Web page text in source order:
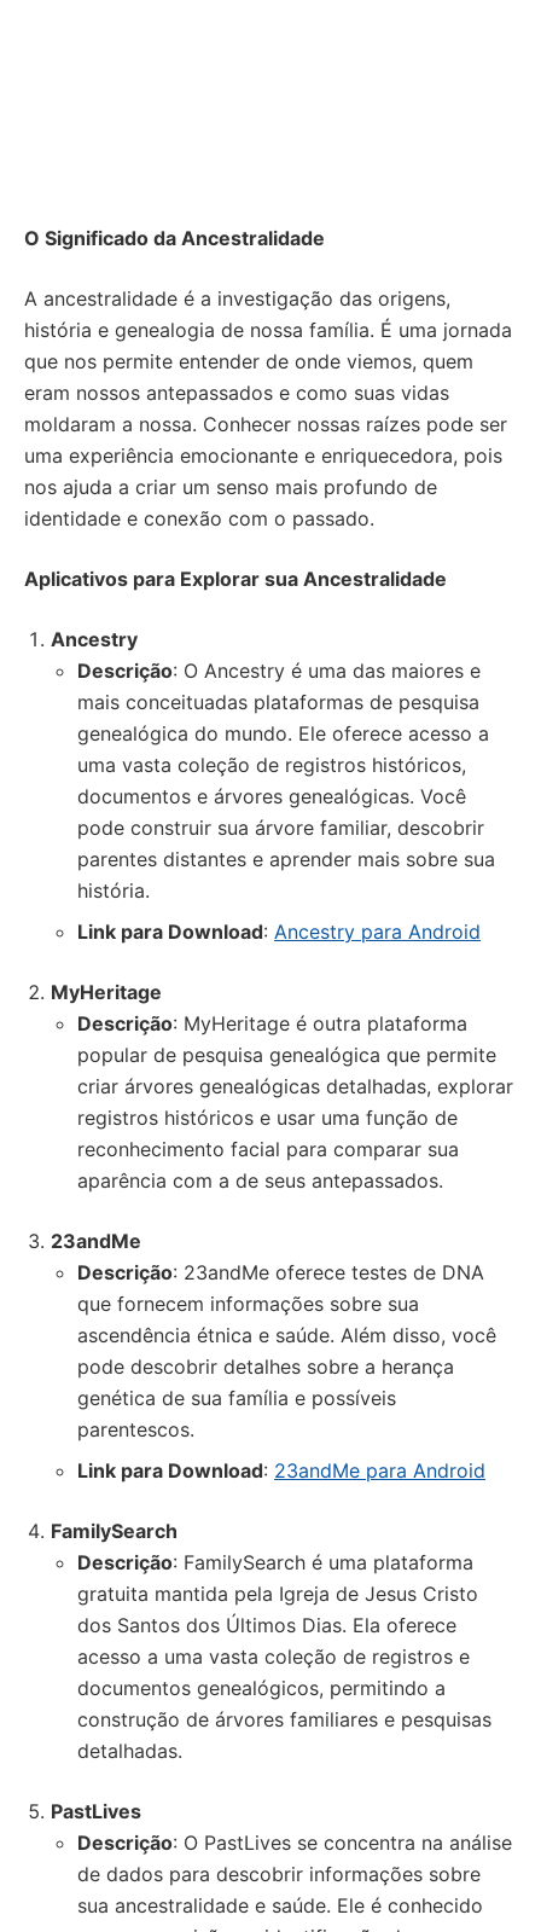
O Significado da Ancestralidade
A ancestralidade é a investigação das origens,
história e genealogia de nossa família. É uma jornada
que nos permite entender de onde viemos, quem
eram nossos antepassados e como suas vidas
moldaram a nossa. Conhecer nossas raízes pode ser
uma experiência emocionante e enriquecedora, pois
nos ajuda a criar um senso mais profundo de
identidade e conexão com o passado.
Aplicativos para Explorar sua Ancestralidade
Ancestry
Descrição: O Ancestry é uma das maiores e
mais conceituadas plataformas de pesquisa
genealógica do mundo. Ele oferece acesso a
uma vasta coleção de registros históricos,
documentos e árvores genealógicas. Você
pode construir sua árvore familiar, descobrir
parentes distantes e aprender mais sobre sua
história.
Link para Download: Ancestry para Android
MyHeritage
Descrição: MyHeritage é outra plataforma
popular de pesquisa genealógica que permite
criar árvores genealógicas detalhadas, explorar
registros históricos e usar uma função de
reconhecimento facial para comparar sua
aparência com a de seus antepassados.
23andMe
Descrição: 23andMe oferece testes de DNA
que fornecem informações sobre sua
ascendência étnica e saúde. Além disso, você
pode descobrir detalhes sobre a herança
genética de sua família e possíveis
parentescos.
Link para Download: 23andMe para Android
FamilySearch
Descrição: FamilySearch é uma plataforma
gratuita mantida pela Igreja de Jesus Cristo
dos Santos dos Últimos Dias. Ela oferece
acesso a uma vasta coleção de registros e
documentos genealógicos, permitindo a
construção de árvores familiares e pesquisas
detalhadas.
PastLives
Descrição: O PastLives se concentra na análise
de dados para descobrir informações sobre
sua ancestralidade e saúde. Ele é conhecido